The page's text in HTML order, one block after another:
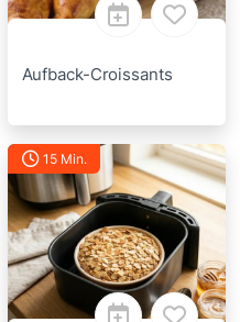
Aufback-Croissants
15 Min.